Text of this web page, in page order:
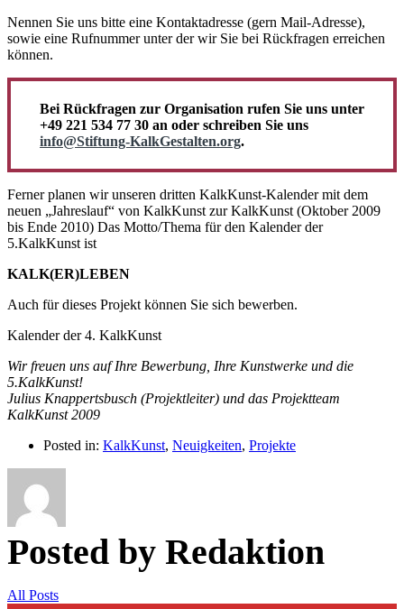
Nennen Sie uns bitte eine Kontaktadresse (gern Mail-Adresse),
sowie eine Rufnummer unter der wir Sie bei Rückfragen erreichen
können.
Bei Rückfragen zur Organisation rufen Sie uns unter
+49 221 534 77 30 an oder schreiben Sie uns
info@Stiftung-KalkGestalten.org.
Ferner planen wir unseren dritten KalkKunst-Kalender mit dem
neuen „Jahreslauf“ von KalkKunst zur KalkKunst (Oktober 2009
bis Ende 2010) Das Motto/Thema für den Kalender der
5.KalkKunst ist
KALK(ER)LEBEN
Auch für dieses Projekt können Sie sich bewerben.
Kalender der 4. KalkKunst
Wir freuen uns auf Ihre Bewerbung, Ihre Kunstwerke und die
5.KalkKunst!
Julius Knappertsbusch (Projektleiter) und das Projektteam
KalkKunst 2009
Posted in: KalkKunst, Neuigkeiten, Projekte
Posted by Redaktion
All Posts